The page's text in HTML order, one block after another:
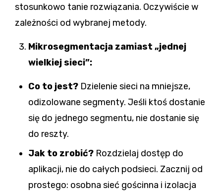
stosunkowo tanie rozwiązania. Oczywiście w
zależności od wybranej metody.
Mikrosegmentacja zamiast „jednej
wielkiej sieci”:
Co to jest? Dzielenie sieci na mniejsze,
odizolowane segmenty. Jeśli ktoś dostanie
się do jednego segmentu, nie dostanie się
do reszty.
Jak to zrobić? Rozdzielaj dostęp do
aplikacji, nie do całych podsieci. Zacznij od
prostego: osobna sieć gościnna i izolacja